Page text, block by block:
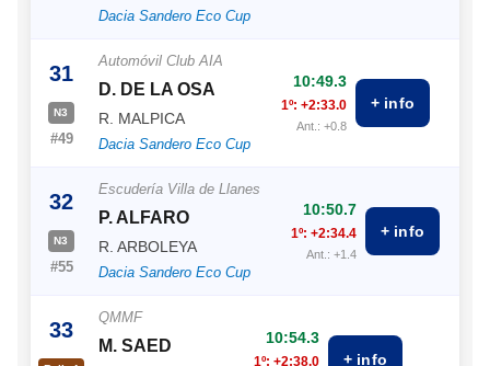
Dacia Sandero Eco Cup
31
N3
#49
Automóvil Club AIA
D. DE LA OSA
R. MALPICA
Dacia Sandero Eco Cup
10:49.3
1º: +2:33.0
Ant.: +0.8
+ info
32
N3
#55
Escudería Villa de Llanes
P. ALFARO
R. ARBOLEYA
Dacia Sandero Eco Cup
10:50.7
1º: +2:34.4
Ant.: +1.4
+ info
33
QMMF
M. SAED 10:54.3
1º: +2:38.0 + info